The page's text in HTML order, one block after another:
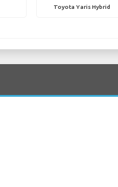
Toyota Yaris Hybrid